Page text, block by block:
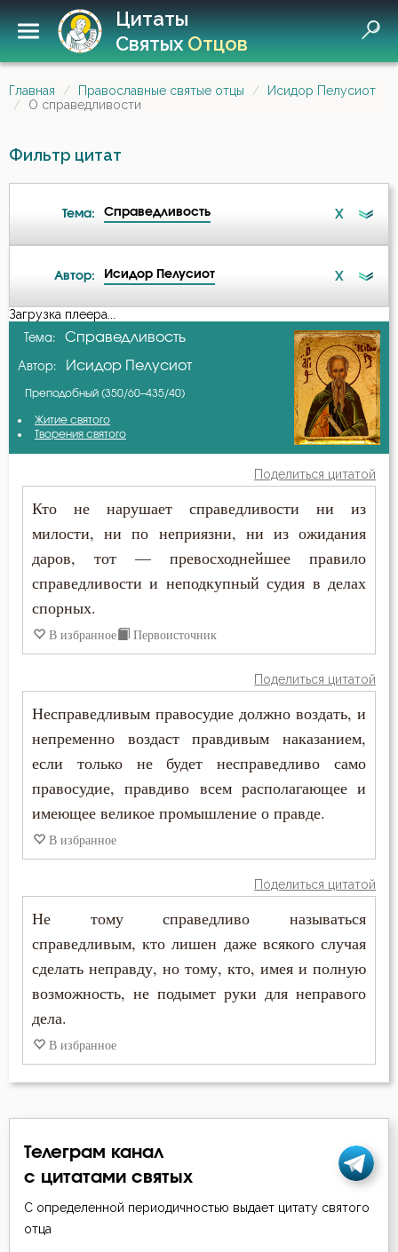
Цитаты
СвятыхОтцов
Главная Православные святые отцы
Исидор Пелусиот
О справедливости
Фильтр цитат
Тема: Справедливость X
Беда
Бедность
Безмолвие
Беседа
Благодарность
Благоразумие
Благочестие
Блуд
Бог
Богатство
Болезнь
Борьба
Будущее
Вера
Воздаяние
Воздержание
Вознесение
Автор: Исидор Пелусиот X
А-я
Василий Великий
Игнатий Брянчанинов
Иоанн Златоуст
Иосиф Оптинский (Литовкин)
Исаак Сирин Ниневийский
Исидор Пелусиот
Исихий Иерусалимский
Николай Сербский
Тихон Задонский
Феофан Затворник
Загрузка плеера...
Тема: Справедливость
Автор: Исидор Пелусиот
Преподобный (350/60–435/40)
Житие святого
Творения святого
Поделиться цитатой
Кто не нарушает справедливости ни из
милости, ни по неприязни, ни из ожидания
даров, тот — превосходнейшее правило
справедливости и неподкупный судия в делах
спорных.
В избранное Первоисточник
Поделиться цитатой
Несправедливым правосудие должно воздать, и
непременно воздаст правдивым наказанием,
если только не будет несправедливо само
правосудие, правдиво всем располагающее и
имеющее великое промышление о правде.
В избранное
Поделиться цитатой
Не тому справедливо называться
справедливым, кто лишен даже всякого случая
сделать неправду, но тому, кто, имея и полную
возможность, не подымет руки для неправого
дела.
В избранное
Телеграм канал
с цитатами святых
С определенной периодичностью выдает цитату святого
отца